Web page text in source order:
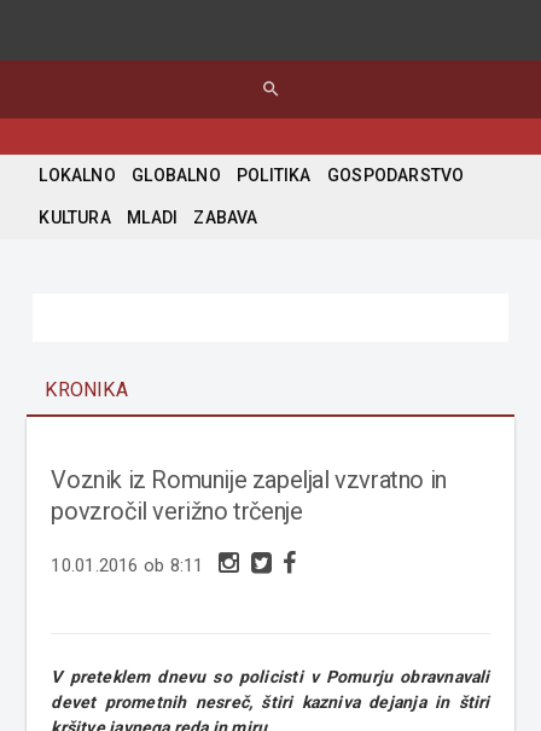
search
LOKALNO GLOBALNO POLITIKA GOSPODARSTVO
KULTURA MLADI ZABAVA
KRONIKA
Voznik iz Romunije zapeljal vzvratno in
povzročil verižno trčenje
10.01.2016 ob 8:11
V preteklem dnevu so policisti v Pomurju obravnavali
devet prometnih nesreč, štiri kazniva dejanja in štiri